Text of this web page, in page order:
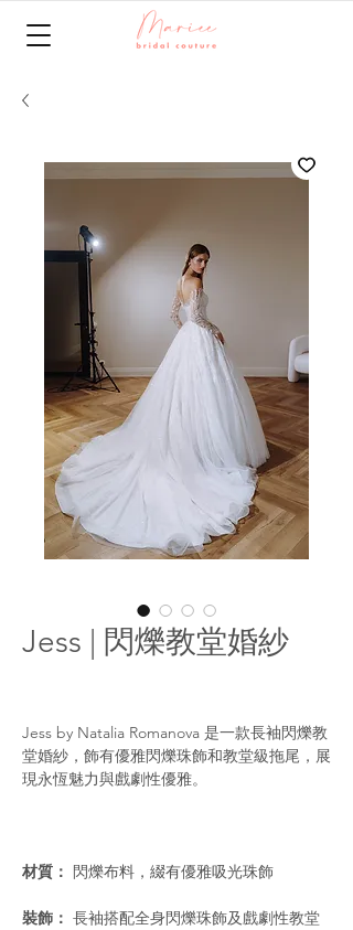
Jess | 閃爍教堂婚紗
Jess by Natalia Romanova 是一款長袖閃爍教
堂婚紗，飾有優雅閃爍珠飾和教堂級拖尾，展
現永恆魅力與戲劇性優雅。
材質： 閃爍布料，綴有優雅吸光珠飾
裝飾： 長袖搭配全身閃爍珠飾及戲劇性教堂